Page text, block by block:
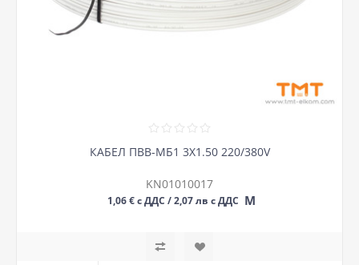
КАБЕЛ ПВВ-МБ1 3Х1.50 220/380V
KN01010017
1,06 € с ДДС / 2,07 лв с ДДС М